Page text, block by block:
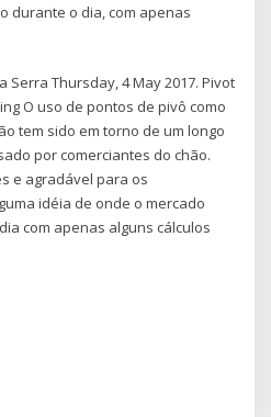
durante o dia, com apenas
Serra Thursday, 4 May 2017. Pivot
O uso de pontos de pivô como
tem sido em torno de um longo
por comerciantes do chão.
e agradável para os
idéia de onde o mercado
com apenas alguns cálculos